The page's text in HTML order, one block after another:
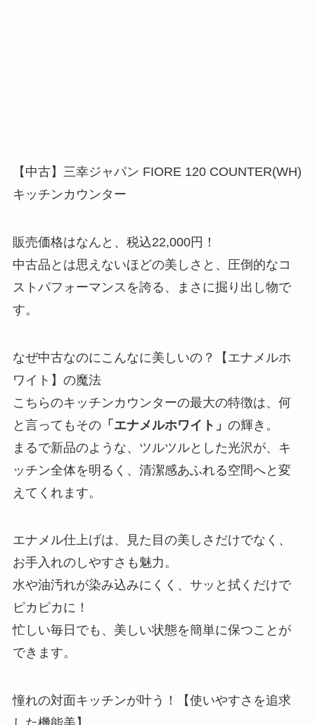
【中古】三幸ジャパン FIORE 120 COUNTER(WH)
キッチンカウンター
販売価格はなんと、税込22,000円！
中古品とは思えないほどの美しさと、圧倒的なコ
ストパフォーマンスを誇る、まさに掘り出し物で
す。
なぜ中古なのにこんなに美しいの？【エナメルホ
ワイト】の魔法
こちらのキッチンカウンターの最大の特徴は、何
と言ってもその「エナメルホワイト」 の輝き。
まるで新品のような、ツルツルとした光沢が、キ
ッチン全体を明るく、清潔感あふれる空間へと変
えてくれます。
エナメル仕上げは、見た目の美しさだけでなく、
お手入れのしやすさも魅力。
水や油汚れが染み込みにくく、サッと拭くだけで
ピカピカに！
忙しい毎日でも、美しい状態を簡単に保つことが
できます。
憧れの対面キッチンが叶う！【使いやすさを追求